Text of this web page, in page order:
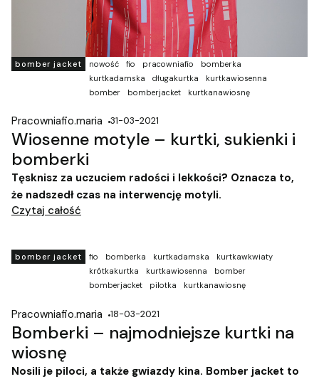
bomber jacket nowość fio pracowniafio
bomberka
kurtkadamska
długakurtka
kurtkawiosenna
bomber
bomberjacket kurtkanawiosnę
Pracowniafio.maria 31-03-2021
Wiosenne motyle – kurtki, sukienki i
bomberki
Tęsknisz za uczuciem radości i lekkości? Oznacza to,
że nadszedł czas na interwencję motyli.
Czytaj całość
bomber jacket fio bomberka kurtkadamska
kurtkawkwiaty
krótkakurtka
kurtkawiosenna
bomber
bomberjacket
pilotka kurtkanawiosnę
Pracowniafio.maria 18-03-2021
Bomberki – najmodniejsze kurtki na
wiosnę
Nosili je piloci, a także gwiazdy kina. Bomber jacket to